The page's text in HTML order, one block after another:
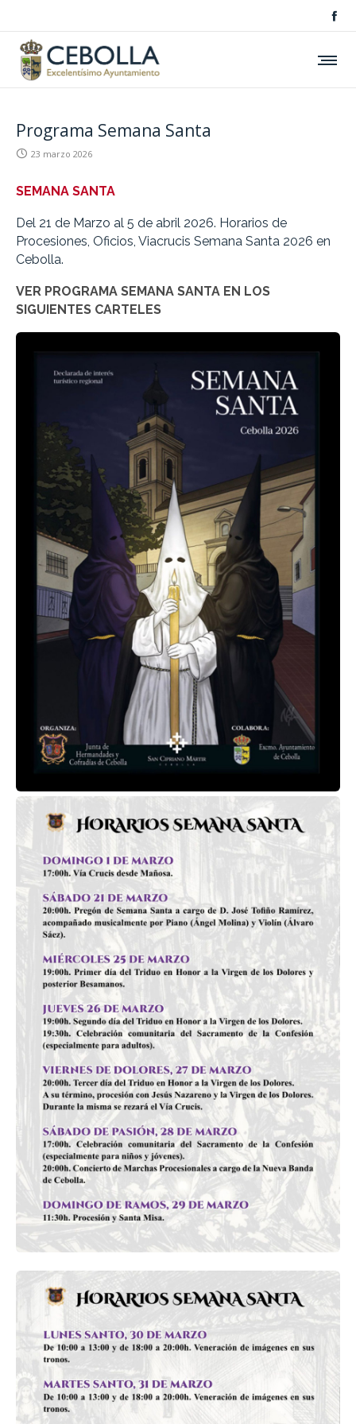
Programa Semana Santa
23 marzo 2026
SEMANA SANTA
Del 21 de Marzo al 5 de abril 2026. Horarios de
Procesiones, Oficios, Viacrucis Semana Santa 2026 en
Cebolla.
VER PROGRAMA SEMANA SANTA EN LOS
SIGUIENTES CARTELES